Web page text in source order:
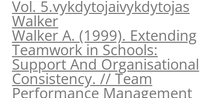
Vol. 5.vykdytojaivykdytojas
Walker
Walker A. (1999). Extending
Teamwork in Schools:
Support And Organisational
Consistency. // Team
Performance Management